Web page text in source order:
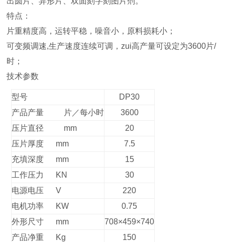
特点：
片重精度高，运转平稳，噪音小，原料损耗小；
可变频调速,生产速度连续可调，zui高产量可设定为3600片/
时；
技术参数
型号
DP30
产品产量 片／每小时
3600
压片直径 mm
20
压片厚度 mm
7.5
充填深度 mm
15
工作压力 KN
30
电源电压 V
220
电机功率 KW
0.75
外形尺寸 mm
708×459×740
产品净重 Kg
150